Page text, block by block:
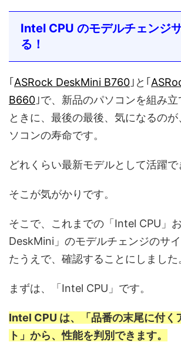
Intel CPU のモデルチェンジ
る！
｢ ASRock DeskMini B760 ｣と｢
B660 ｣で、新品のパソコンを組み
ときに、最後の最後、気になるの
ソコンの寿命です。
どれくらい最新モデルとして活躍で
そこが気がかりです。
そこで、これまでの「Intel CPU」
DeskMini」のモデルチェンジのサ
たうえで、確認することにしました
まずは、「Intel CPU」です。
Intel CPU は、「品番の末尾に付く
ト」から、性能を判別できます。